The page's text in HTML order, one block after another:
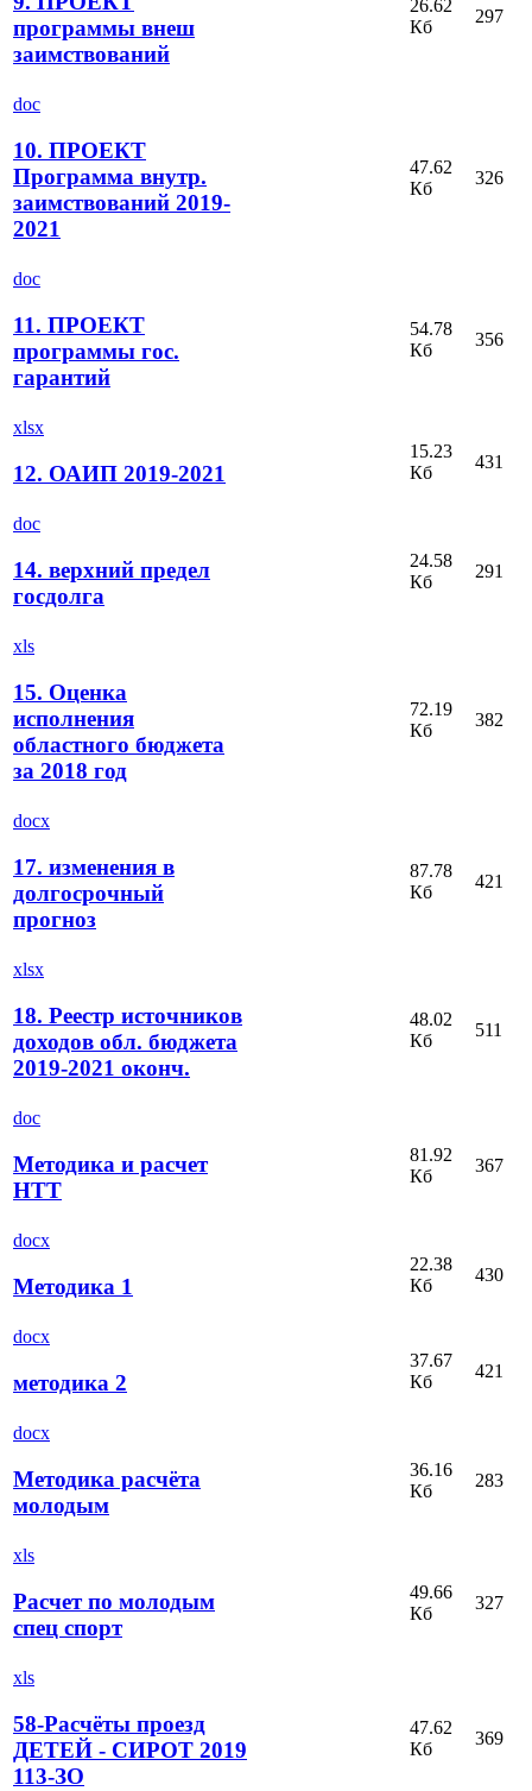
программы внеш
заимствований
26.62
Кб
297
doc
10. ПРОЕКТ
Программа внутр.
заимствований 2019-
2021
47.62
Кб
326
doc
11. ПРОЕКТ
программы гос.
гарантий
54.78
Кб
356
xlsx
12. ОАИП 2019-2021
15.23
Кб
431
doc
14. верхний предел
госдолга
24.58
Кб
291
xls
15. Оценка
исполнения
областного бюджета
за 2018 год
72.19
Кб
382
docx
17. изменения в
долгосрочный
прогноз
87.78
Кб
421
xlsx
18. Реестр источников
доходов обл. бюджета
2019-2021 оконч.
48.02
Кб
511
doc
Методика и расчет
НТТ
81.92
Кб
367
docx
Методика 1
22.38
Кб
430
docx
методика 2
37.67
Кб
421
docx
Методика расчёта
молодым
36.16
Кб
283
xls
Расчет по молодым
спец спорт
49.66
Кб
327
xls
58-Расчёты проезд
ДЕТЕЙ - СИРОТ 2019
113-ЗО
47.62
Кб
369